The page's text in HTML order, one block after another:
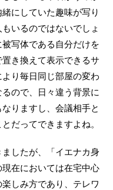
にしていた趣味が写り
いるのではないでしょ
写体である自分だけを
き換えて表示できるサ
り毎日同じ部屋の変わ
ので、日々違う背景に
りますし、会議相手と
だってできますよね。
したが、「イエナカ身
在においては在宅中心
しみ方であり、テレワ